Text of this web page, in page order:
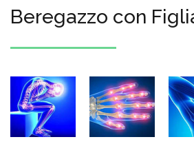
Beregazzo con